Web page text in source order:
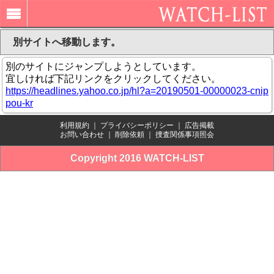
別サイトへ移動します。
別のサイトにジャンプしようとしています。
宜しければ下記リンクをクリックしてください。
https://headlines.yahoo.co.jp/hl?a=20190501-00000023-cnip
pou-kr
利用規約 プライバシーポリシー
広告掲載
お問い合わせ
削除依頼 捜査関係事項照会
Copyright 2016 WATCH-LIST